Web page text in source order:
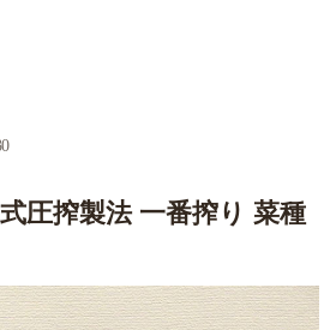
式圧搾製法 一番搾り 菜種